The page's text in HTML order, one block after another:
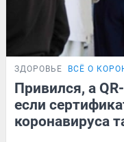
ЗДОРОВЬЕ ВСЁ О
Привился, а
если
коронавируса